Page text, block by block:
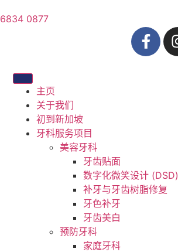
6834 0877
主页
关于我们
初到新加坡
牙科服务项目
美容牙科
牙齿贴面
数字化微笑设计 (DSD)
补牙与牙齿树脂修复
牙色补牙
牙齿美白
预防牙科
家庭牙科